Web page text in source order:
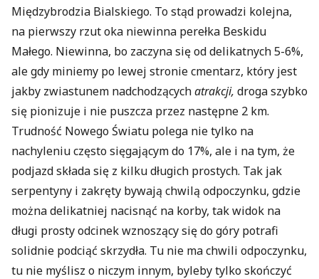
Międzybrodzia Bialskiego. To stąd prowadzi kolejna,
na pierwszy rzut oka niewinna perełka Beskidu
Małego. Niewinna, bo zaczyna się od delikatnych 5-6%,
ale gdy miniemy po lewej stronie cmentarz, który jest
jakby zwiastunem nadchodzącychatrakcji, droga szybko
się pionizuje i nie puszcza przez następne 2 km.
Trudność Nowego Światu polega nie tylko na
nachyleniu często sięgającym do 17%, ale i na tym, że
podjazd składa się z kilku długich prostych. Tak jak
serpentyny i zakręty bywają chwilą odpoczynku, gdzie
można delikatniej nacisnąć na korby, tak widok na
długi prosty odcinek wznoszący się do góry potrafi
solidnie podciąć skrzydła. Tu nie ma chwili odpoczynku,
tu nie myślisz o niczym innym, byleby tylko skończyć